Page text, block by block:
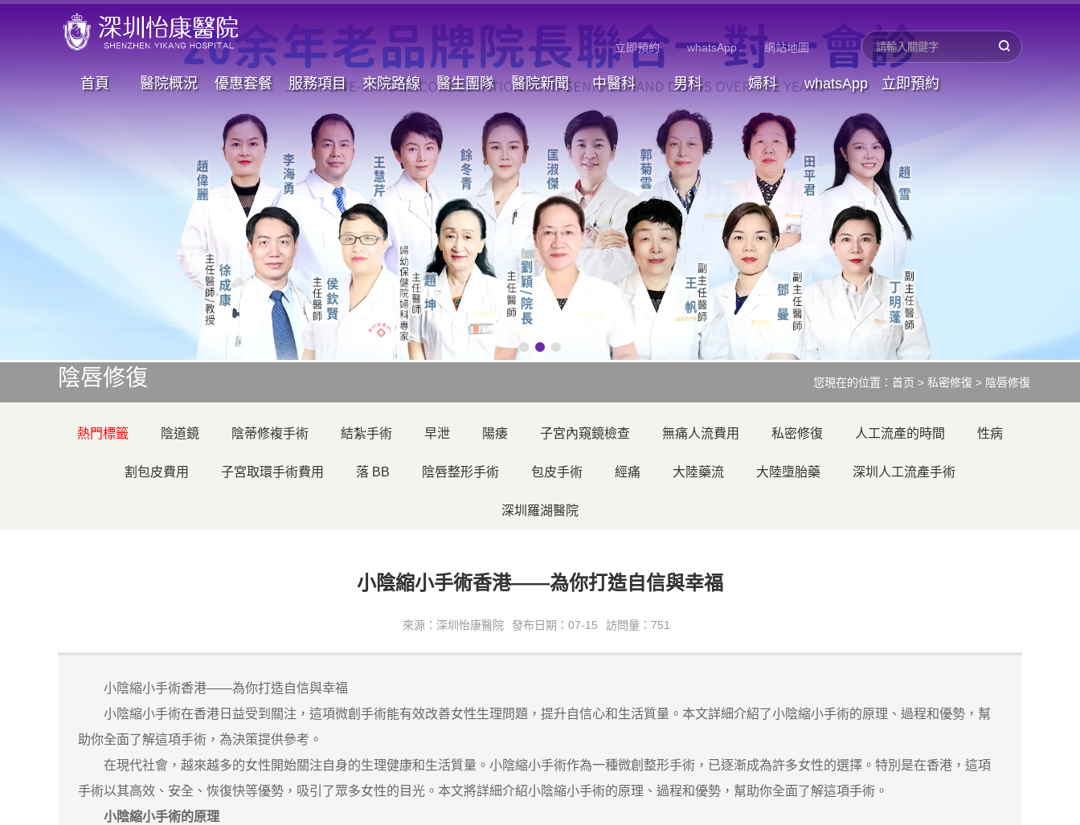
立即預約 whatsApp 網站地圖
首頁 醫院概況 優惠套餐 服務項目 來院路線 醫生團隊 醫院新聞 中醫科 男科 婦科 whatsApp 立即預約
陰唇修復 您現在的位置： 首页 > 私密修復 > 陰唇修復
熱門標籤 陰道鏡 陰蒂修複手術 結紮手術 早泄 陽痿 子宮內窺鏡檢查 無痛人流費用 私密修復 人工流產的時間 性病
割包皮費用 子宮取環手術費用 落 BB 陰唇整形手術 包皮手術 經痛 大陸藥流 大陸墮胎藥 深圳人工流產手術
深圳羅湖醫院
小陰縮小手術香港——為你打造自信與幸福
來源：深圳怡康醫院 發布日期：07-15 訪問量：751
小陰縮小手術香港——為你打造自信與幸福
小陰縮小手術在香港日益受到關注，這項微創手術能有效改善女性生理問題，提升自信心和生活質量。本文詳細介紹了小陰縮小手術的原理、過程和優勢，幫
助你全面了解這項手術，為決策提供參考。
在現代社會，越來越多的女性開始關注自身的生理健康和生活質量。小陰縮小手術作為一種微創整形手術，已逐漸成為許多女性的選擇。特別是在香港，這項
手術以其高效、安全、恢復快等優勢，吸引了眾多女性的目光。本文將詳細介紹小陰縮小手術的原理、過程和優勢，幫助你全面了解這項手術。
小陰縮小手術的原理